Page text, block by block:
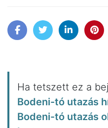
Ha tetszett ez a
Bodeni-tó utazás
Bodeni-tó utazás